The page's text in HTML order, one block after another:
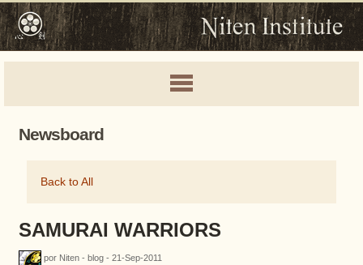
Newsboard
Back to All
SAMURAI WARRIORS
por Niten - blog - 21-Sep-2011